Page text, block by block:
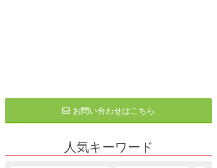
お問い合わせはこちら
人気キーワード